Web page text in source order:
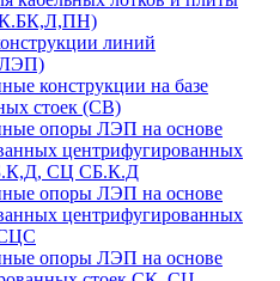
линий
конструкции на базе
стоек (СВ)
опоры ЛЭП на основе
центрифугированных
СЦ СБ.К.Д
опоры ЛЭП на основе
центрифугированных
опоры ЛЭП на основе